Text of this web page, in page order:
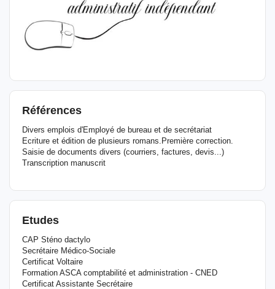
Références
Divers emplois d'Employé de bureau et de secrétariat
Ecriture et édition de plusieurs romans.Première correction.
Saisie de documents divers (courriers, factures, devis...)
Transcription manuscrit
Etudes
CAP Sténo dactylo
Secrétaire Médico-Sociale
Certificat Voltaire
Formation ASCA comptabilité et administration - CNED
Certificat Assistante Secrétaire